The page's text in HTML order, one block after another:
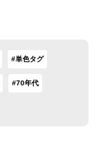
#単色タグ
#70年代